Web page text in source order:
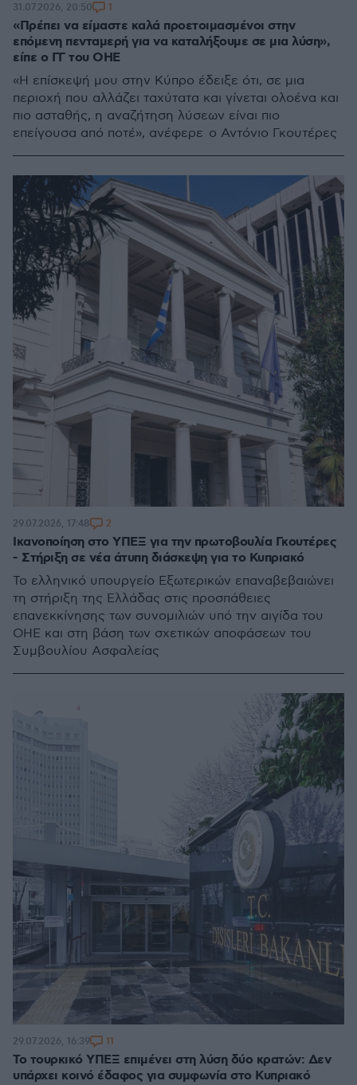
«Πρέπει να είμαστε καλά προετοιμασμένοι στην
επόμενη πενταμερή για να καταλήξουμε σε μια λύση»,
είπε ο ΓΓ του ΟΗΕ
«Η επίσκεψή μου στην Κύπρο έδειξε ότι, σε μια
περιοχή που αλλάζει ταχύτατα και γίνεται ολοένα και
πιο ασταθής, η αναζήτηση λύσεων είναι πιο
επείγουσα από ποτέ», ανέφερε ο Αντόνιο Γκουτέρες
31.07.2026, 20:50 1
Ικανοποίηση στο ΥΠΕΞ για την πρωτοβουλία Γκουτέρες
- Στήριξη σε νέα άτυπη διάσκεψη για το Κυπριακό
Το ελληνικό υπουργείο Εξωτερικών επαναβεβαιώνει
τη στήριξη της Ελλάδας στις προσπάθειες
επανεκκίνησης των συνομιλιών υπό την αιγίδα του
ΟΗΕ και στη βάση των σχετικών αποφάσεων του
Συμβουλίου Ασφαλείας
29.07.2026, 17:48 2
Το τουρκικό ΥΠΕΞ επιμένει στη λύση δύο κρατών: Δεν
υπάρχει κοινό έδαφος για συμφωνία στο Κυπριακό
29.07.2026, 16:39 11